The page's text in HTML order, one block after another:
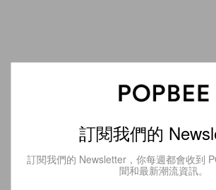
訂閱我們的
訂閱我們的 Newsletter，你每週都會收到
聞和最新潮流資訊。